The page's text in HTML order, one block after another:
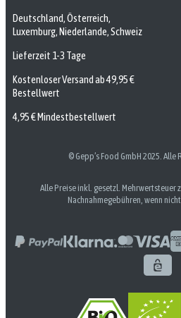
Deutschland, Österreich,
Luxemburg, Niederlande, Schweiz
Lieferzeit 1-3 Tage
Kostenloser Versand ab 49,95 €
Bestellwert
4,95 € Mindestbestellwert
© Gepp’s Food GmbH 2025.
Alle Preise inkl. gesetzl. Mehrwertsteuer
Nachnahmegebühren, wenn